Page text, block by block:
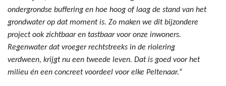
ondergrondse buffering en hoe hoog of laag de stand van het
grondwater op dat moment is. Zo maken we dit bijzondere
project ook zichtbaar en tastbaar voor onze inwoners.
Regenwater dat vroeger rechtstreeks in de riolering
verdween, krijgt nu een tweede leven. Dat is goed voor het
milieu én een concreet voordeel voor elke Peltenaar.”